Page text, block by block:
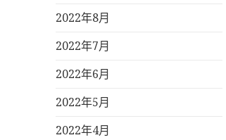
2022年8月
2022年7月
2022年6月
2022年5月
2022年4月